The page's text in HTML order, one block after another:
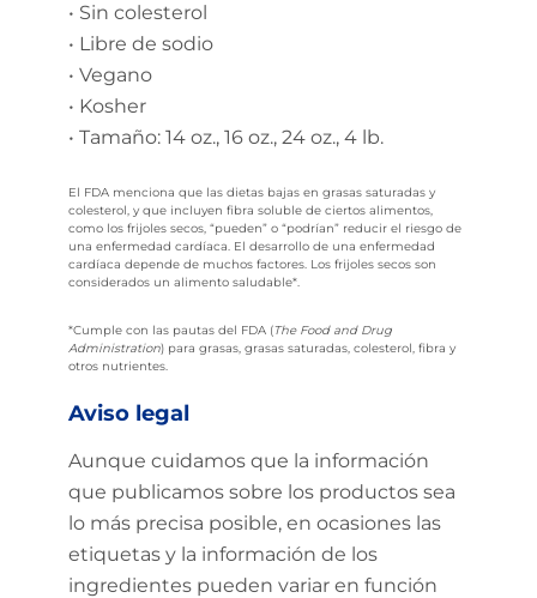
• Sin colesterol
• Libre de sodio
• Vegano
• Kosher
• Tamaño: 14 oz., 16 oz., 24 oz., 4 lb.
El FDA menciona que las dietas bajas en grasas saturadas y
colesterol, y que incluyen fibra soluble de ciertos alimentos,
como los frijoles secos, “pueden” o “podrían” reducir el riesgo de
una enfermedad cardíaca. El desarrollo de una enfermedad
cardíaca depende de muchos factores. Los frijoles secos son
considerados un alimento saludable*.
*Cumple con las pautas del FDA (The Food and Drug
Administration) para grasas, grasas saturadas, colesterol, fibra y
otros nutrientes.
Aviso legal
Aunque cuidamos que la información
que publicamos sobre los productos sea
lo más precisa posible, en ocasiones las
etiquetas y la información de los
ingredientes pueden variar en función